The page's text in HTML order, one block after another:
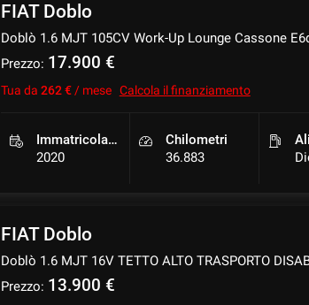
FIAT Doblo
Doblò 1.6 MJT 105CV Work-Up Lounge Cassone
Prezzo: 17.900 €
Tua da 262 €/ mese Calcola il finanziamento
Immatricolazione
2020
Chilometri
36.883
FIAT Doblo
Doblò 1.6 MJT 16V TETTO ALTO TRASPORTO
Prezzo: 13.900 €